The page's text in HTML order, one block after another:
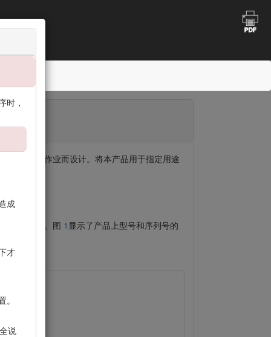
时，
成
才
说
进行剪草作业而设计。将本产品用于指定用途
号等资料。图 1 显示了产品上型号和序列号的